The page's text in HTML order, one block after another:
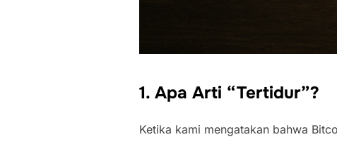
1. Apa Arti “Tertidur”?
Ketika kami mengatakan bahwa